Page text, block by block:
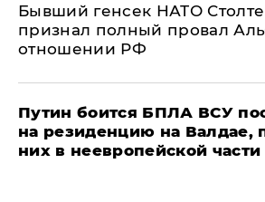
Бывший генсек НАТО
признал полный провал
отношении РФ
Путин боится БПЛА ВСУ
на резиденцию на Валдае,
них в неевропейской